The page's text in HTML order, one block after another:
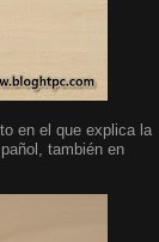
en el que explica la
también en